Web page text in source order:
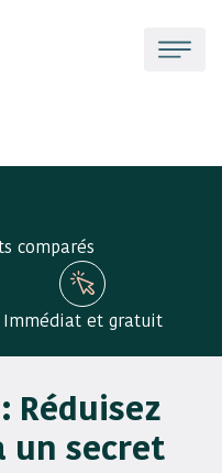
comparés
Immédiat et gratuit
Réduisez
un secret